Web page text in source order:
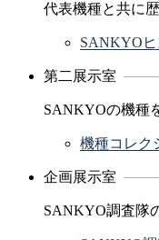
代表機種と共に
SANKYO
第二展示室
SANKYOの機種
機種コレク
企画展示室
SANKYO調査隊